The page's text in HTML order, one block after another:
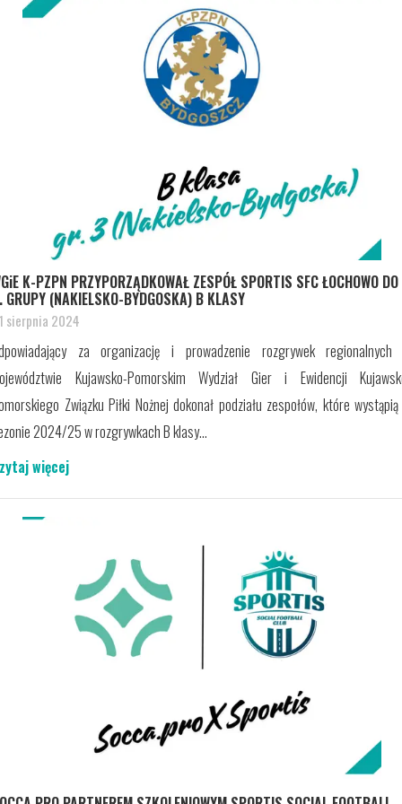
K-PZPN PRZYPORZĄDKOWAŁ ZESPÓŁ SPORTIS SFC ŁOCHOWO DO
GRUPY (NAKIELSKO-BYDGOSKA) B KLASY
sierpnia 2024
za organizację i prowadzenie rozgrywek
Kujawsko-Pomorskim Wydział Gier i Ewidencji
Związku Piłki Nożnej dokonał podziału zespołów, które
2024/25 w rozgrywkach B klasy...
więcej